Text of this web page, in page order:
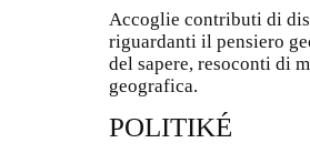
Accoglie contributi di
riguardanti il pensiero
del sapere, resoconti di
geografica.
POLITIKÉ